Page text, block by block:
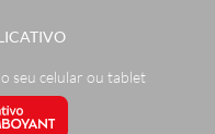
seu celular ou tablet